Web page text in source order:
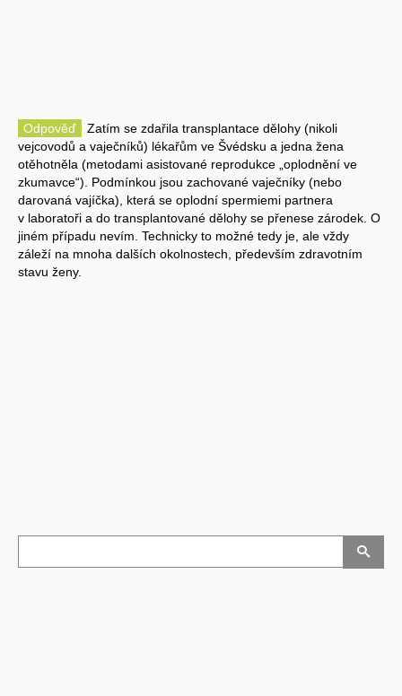
Odpověď
Zatím se zdařila transplantace dělohy (nikoli
vejcovodů a vaječníků) lékařům ve Švédsku a jedna žena
otěhotněla (metodami asistované reprodukce „oplodnění ve
zkumavce“). Podmínkou jsou zachované vaječníky (nebo
darovaná vajíčka), která se oplodní spermiemi partnera
v laboratoři a do transplantované dělohy se přenese zárodek. O
jiném případu nevím. Technicky to možné tedy je, ale vždy
záleží na mnoha dalších okolnostech, především zdravotním
stavu ženy.